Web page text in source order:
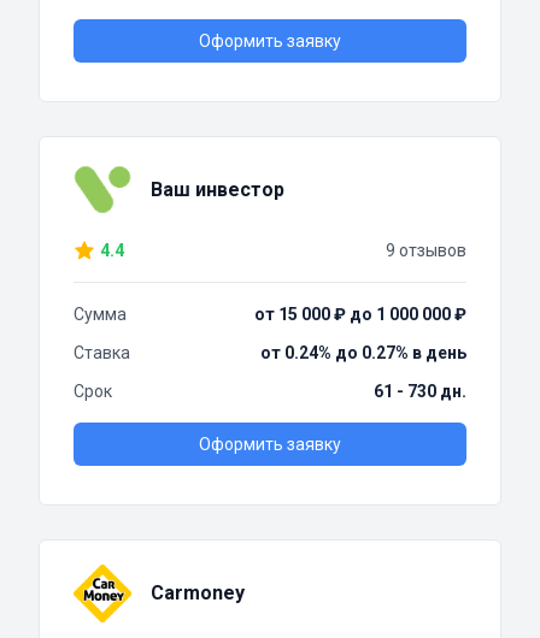
Оформить заявку
Ваш инвестор
4.4 9 отзывов
Сумма
от 15 000 ₽ до 1 000 000 ₽
Ставка
от 0.24% до 0.27% в день
Срок
61 - 730 дн.
Оформить заявку
Carmoney